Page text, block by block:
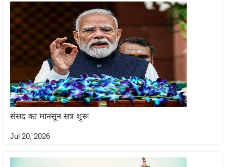
इं
डि
या
सा
हि
त्य
ज
ग
त
ऑ
संसद का मानसून सत्र शुरू
Jul 20, 2026